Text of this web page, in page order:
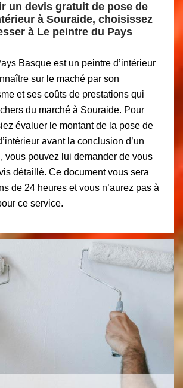
un devis gratuit de pose de
à Souraide, choisissez
à Le peintre du Pays
Basque est un peintre d’intérieur
sur le maché par son
et ses coûts de prestations qui
du marché à Souraide. Pour
évaluer le montant de la pose de
avant la conclusion d’un
vous pouvez lui demander de vous
détaillé. Ce document vous sera
de 24 heures et vous n’aurez pas à
ce service.